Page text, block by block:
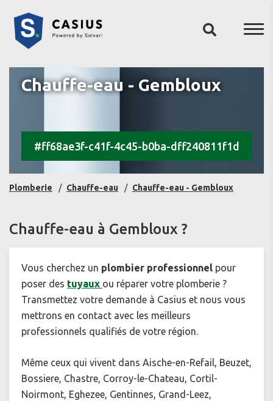
Chauffe-eau - Gembloux
#ff68ae3f-c41f-4c45-b0ba-dff240811f1d
Plomberie Chauffe-eau Chauffe-eau - Gembloux
Chauffe-eau à Gembloux ?
Vous cherchez un plombier professionnel pour
poser des tuyaux ou réparer votre plomberie ?
Transmettez votre demande à Casius et nous vous
mettrons en contact avec les meilleurs
professionnels qualifiés de votre région.
Même ceux qui vivent dans Aische-en-Refail, Beuzet,
Bossiere, Chastre, Corroy-le-Chateau, Cortil-
Noirmont, Eghezee, Gentinnes, Grand-Leez,